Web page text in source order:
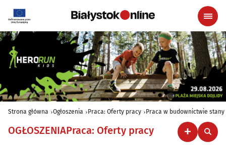
Strona główna Ogłoszenia Praca: Oferty pracy Praca w budownictwie
OGŁOSZENIAPraca: Oferty pracy